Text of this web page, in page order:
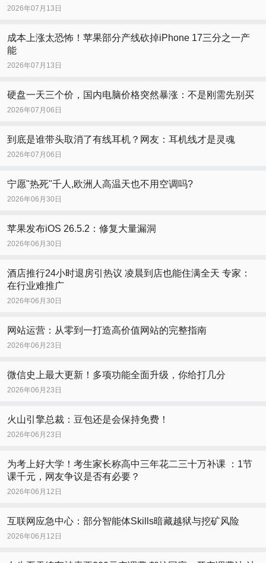
2026年07月13日
成本上涨太恐怖！苹果部分产线砍掉iPhone 17三分之一产
能
2026年07月13日
硬盘一天三个价，国内电脑价格突然暴涨：不是刚需先别买
2026年07月06日
到底是谁带头取消了有线耳机？网友：耳机线才是灵魂
2026年07月06日
宁愿"热死"千人,欧洲人高温天也不用空调吗?
2026年06月30日
苹果发布iOS 26.5.2：修复大量漏洞
2026年06月30日
酒店推行24小时退房引热议 凌晨到店也能住满全天 专家：
在行业难推广
2026年06月30日
网站运营：从零到一打造高价值网站的完整指南
2026年06月23日
微信史上最大更新！多项功能全面升级，你给打几分
2026年06月23日
火山引擎总裁：豆包还是会保持免费！
2026年06月23日
为考上好大学！考生家长称高中三年花二三十万补课 ：1节
课千元，网友争议是否有必要？
2026年06月12日
互联网应急中心：部分智能体Skills暗藏越狱与挖矿风险
2026年06月12日